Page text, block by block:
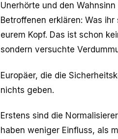
Unerhörte und den
Betroffenen erklären: Was
eurem Kopf. Das ist schon
sondern versuchte
Europäer, die die
nichts geben.
Erstens sind die
haben weniger Einfluss, als